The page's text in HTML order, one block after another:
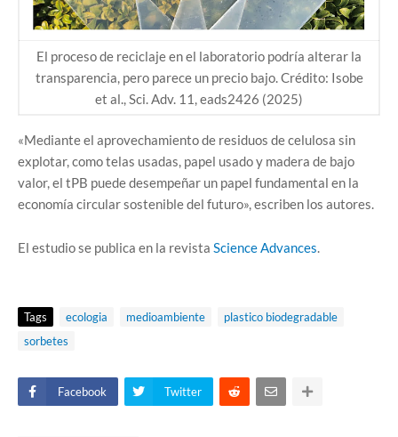
El proceso de reciclaje en el laboratorio podría alterar la
transparencia, pero parece un precio bajo. Crédito: Isobe
et al., Sci. Adv. 11, eads2426 (2025)
«Mediante el aprovechamiento de residuos de celulosa sin
explotar, como telas usadas, papel usado y madera de bajo
valor, el tPB puede desempeñar un papel fundamental en la
economía circular sostenible del futuro», escriben los autores.
El estudio se publica en la revista Science Advances.
Tags ecologia medioambiente
plastico biodegradable
sorbetes
Facebook Twitter